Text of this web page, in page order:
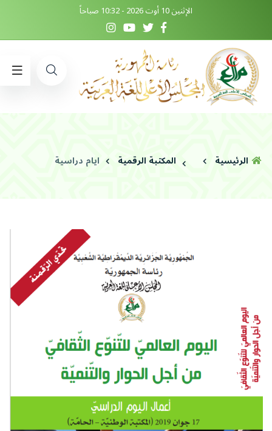
الإثنين 10 أوت 2026 - 10:32 صباحاً
الرئيسية المكتبة الرقمية ايام دراسية